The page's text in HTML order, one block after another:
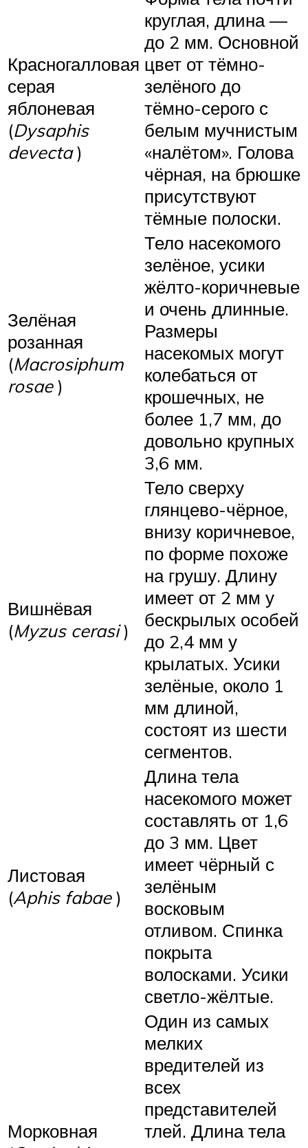
Красногалловая
серая
яблоневая
(Dysaphis
devecta)
круглая, длина —
до 2 мм. Основной
цвет от тёмно-
зелёного до
тёмно-серого с
белым мучнистым
«налётом». Голова
чёрная, на брюшке
присутствуют
тёмные полоски.
Зелёная
розанная
(Macrosiphum
rosae)
Тело насекомого
зелёное, усики
жёлто-коричневые
и очень длинные.
Размеры
насекомых могут
колебаться от
крошечных, не
более 1,7 мм, до
довольно крупных
3,6 мм.
Вишнёвая
(Myzus cerasi)
Тело сверху
глянцево-чёрное,
внизу коричневое,
по форме похоже
на грушу. Длину
имеет от 2 мм у
бескрылых особей
до 2,4 мм у
крылатых. Усики
зелёные, около 1
мм длиной,
состоят из шести
сегментов.
Листовая
(Aphis fabae)
Длина тела
насекомого может
составлять от 1,6
до 3 мм. Цвет
имеет чёрный с
зелёным
восковым
отливом. Спинка
покрыта
волосками. Усики
светло-жёлтые.
Морковная
Один из самых
мелких
вредителей из
всех
представителей
тлей. Длина тела